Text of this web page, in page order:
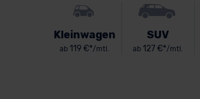
Kleinwagen
ab 119 €*/mtl.
SUV
ab 127 €*/mtl.